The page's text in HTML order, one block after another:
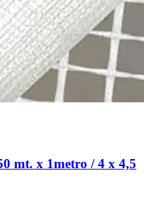
mt. x 1metro / 4 x 4,5